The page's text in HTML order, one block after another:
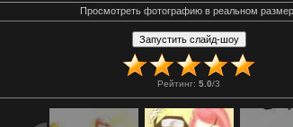
Просмотреть фотографию в реальном
Рейтинг: 5.0/3